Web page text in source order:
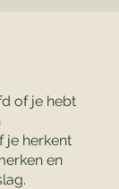
of je hebt
je herkent
en